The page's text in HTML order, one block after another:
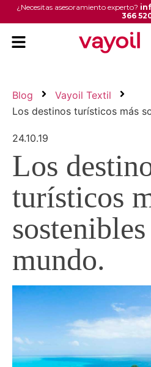
¿Necesitas asesoramiento experto?
366
Blog
Vayoil Textil
Los destinos turísticos más
24.10.19
Los
turísticos
mundo.